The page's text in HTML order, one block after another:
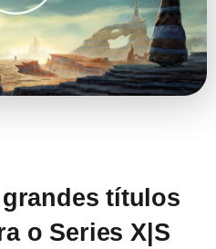
títulos
o Series X|S